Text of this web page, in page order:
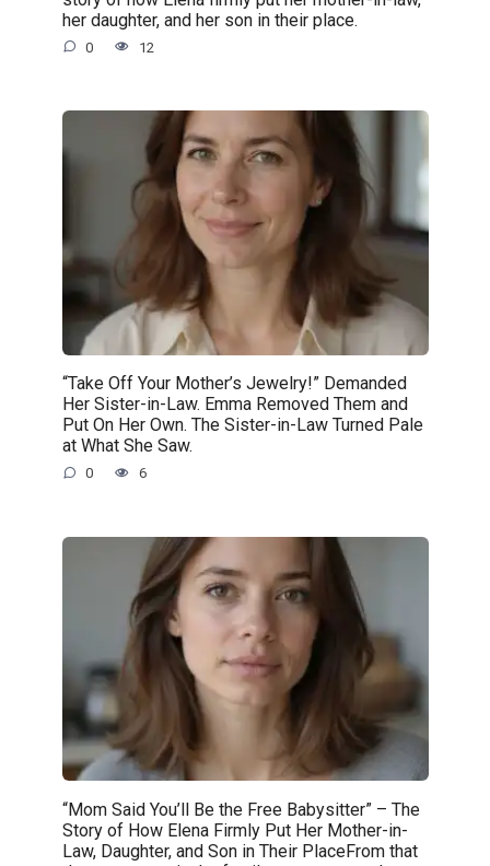
her daughter, and her son in their place.
0 12
“Take Off Your Mother’s Jewelry!” Demanded
Her Sister-in-Law. Emma Removed Them and
Put On Her Own. The Sister-in-Law Turned Pale
at What She Saw.
0 6
“Mom Said You’ll Be the Free Babysitter” – The
Story of How Elena Firmly Put Her Mother-in-
Law, Daughter, and Son in Their PlaceFrom that